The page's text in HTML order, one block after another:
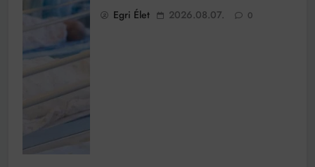
Egri Élet 2026.08.07. 0